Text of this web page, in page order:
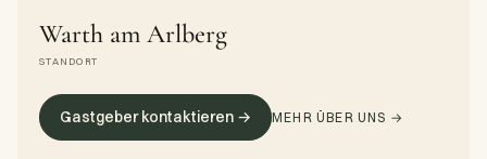
Warth am Arlberg
STANDORT
Gastgeber kontaktieren → MEHR ÜBER UNS →